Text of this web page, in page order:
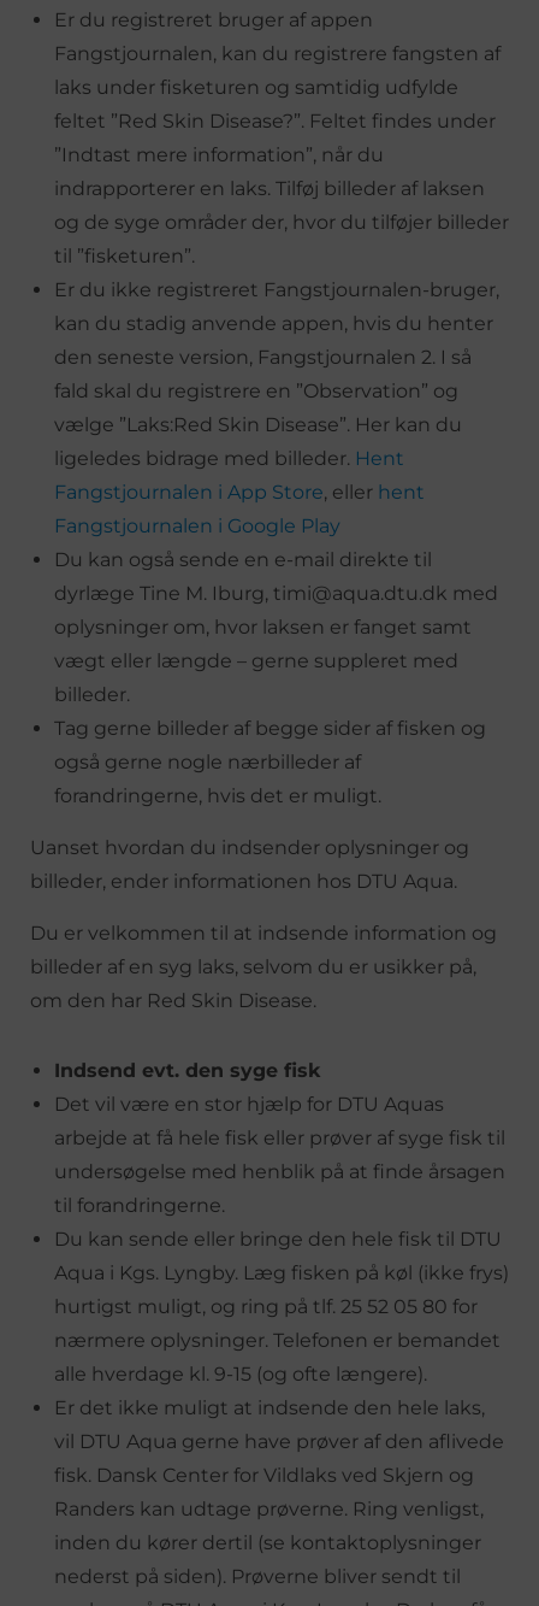
Er du registreret bruger af appen
Fangstjournalen, kan du registrere fangsten af
laks under fisketuren og samtidig udfylde
feltet ”Red Skin Disease?”. Feltet findes under
”Indtast mere information”, når du
indrapporterer en laks. Tilføj billeder af laksen
og de syge områder der, hvor du tilføjer billeder
til ”fisketuren”.
Er du ikke registreret Fangstjournalen-bruger,
kan du stadig anvende appen, hvis du henter
den seneste version, Fangstjournalen 2. I så
fald skal du registrere en ”Observation” og
vælge ”Laks:Red Skin Disease”. Her kan du
ligeledes bidrage med billeder. Hent
Fangstjournalen i App Store, eller hent
Fangstjournalen i Google Play
Du kan også sende en e-mail direkte til
dyrlæge Tine M. Iburg, timi@aqua.dtu.dk med
oplysninger om, hvor laksen er fanget samt
vægt eller længde – gerne suppleret med
billeder.
Tag gerne billeder af begge sider af fisken og
også gerne nogle nærbilleder af
forandringerne, hvis det er muligt.
Uanset hvordan du indsender oplysninger og
billeder, ender informationen hos DTU Aqua.
Du er velkommen til at indsende information og
billeder af en syg laks, selvom du er usikker på,
om den har Red Skin Disease.
Indsend evt. den syge fisk
Det vil være en stor hjælp for DTU Aquas
arbejde at få hele fisk eller prøver af syge fisk til
undersøgelse med henblik på at finde årsagen
til forandringerne.
Du kan sende eller bringe den hele fisk til DTU
Aqua i Kgs. Lyngby. Læg fisken på køl (ikke frys)
hurtigst muligt, og ring på tlf. 25 52 05 80 for
nærmere oplysninger. Telefonen er bemandet
alle hverdage kl. 9-15 (og ofte længere).
Er det ikke muligt at indsende den hele laks,
vil DTU Aqua gerne have prøver af den aflivede
fisk. Dansk Center for Vildlaks ved Skjern og
Randers kan udtage prøverne. Ring venligst,
inden du kører dertil (se kontaktoplysninger
nederst på siden). Prøverne bliver sendt til